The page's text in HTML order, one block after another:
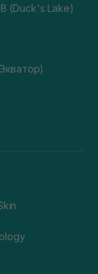
(Duck's Lake)